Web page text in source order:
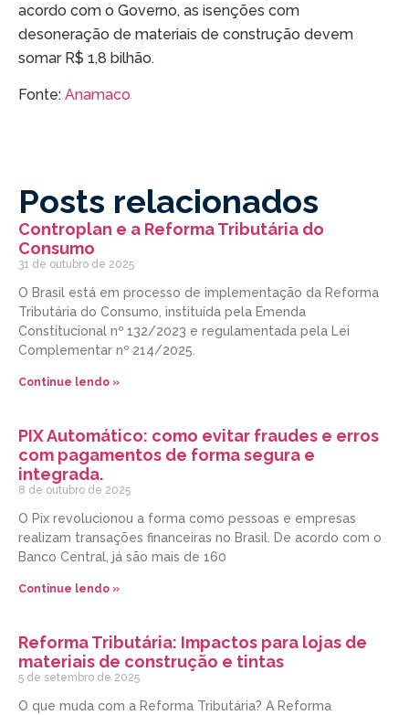
acordo com o Governo, as isenções com
desoneração de materiais de construção devem
somar R$ 1,8 bilhão.
Fonte: Anamaco
Posts relacionados
Controplan e a Reforma Tributária do
Consumo
31 de outubro de 2025
O Brasil está em processo de implementação da Reforma
Tributária do Consumo, instituída pela Emenda
Constitucional nº 132/2023 e regulamentada pela Lei
Complementar nº 214/2025.
Continue lendo »
PIX Automático: como evitar fraudes e erros
com pagamentos de forma segura e
integrada.
8 de outubro de 2025
O Pix revolucionou a forma como pessoas e empresas
realizam transações financeiras no Brasil. De acordo com o
Banco Central, já são mais de 160
Continue lendo »
Reforma Tributária: Impactos para lojas de
materiais de construção e tintas
5 de setembro de 2025
O que muda com a Reforma Tributária? A Reforma